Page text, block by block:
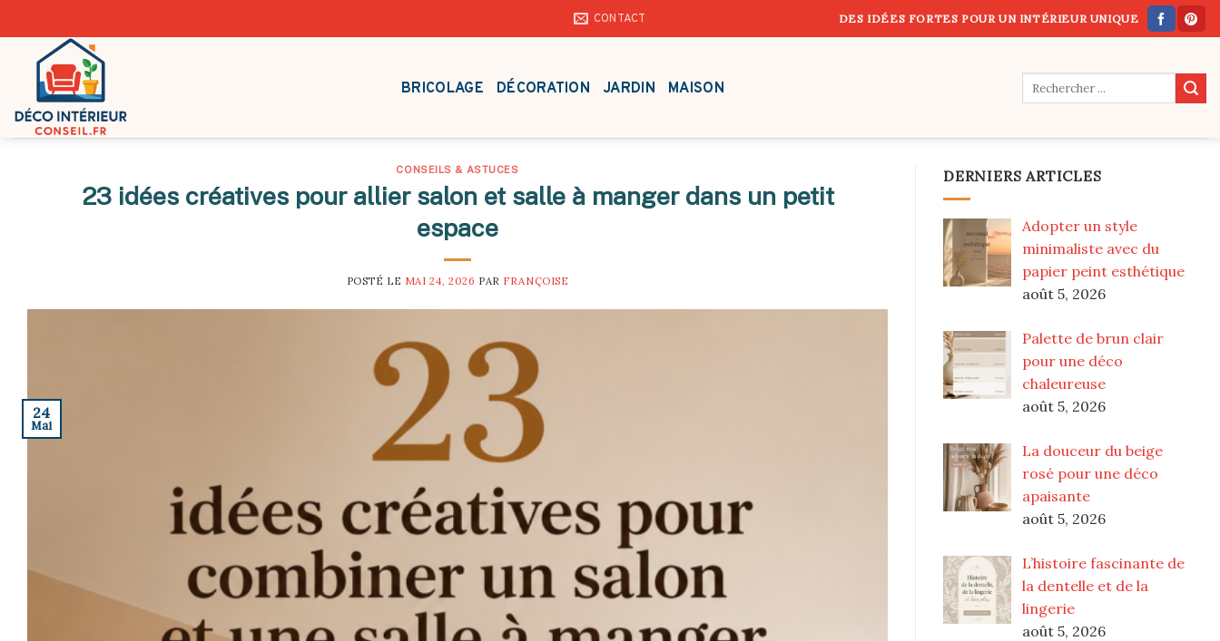
to
content
CONTACT DES IDÉES FORTES POUR UN INTÉRIEUR UNIQUE
BRICOLAGE DÉCORATION JARDIN MAISON
CONSEILS & ASTUCES
23 idées créatives pour allier salon et salle à manger dans un petit
espace
POSTÉ LE MAI 24, 2026 PAR FRANÇOISE
24
Mai
DERNIERS ARTICLES
Adopter un style
minimaliste avec du
papier peint esthétique
août 5, 2026
Palette de brun clair
pour une déco
chaleureuse
août 5, 2026
La douceur du beige
rosé pour une déco
apaisante
août 5, 2026
L’histoire fascinante de
la dentelle et de la
lingerie
août 5, 2026